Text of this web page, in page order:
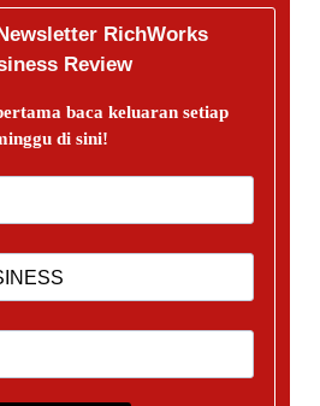
RichWorks
Review
baca keluaran setiap
di sini!